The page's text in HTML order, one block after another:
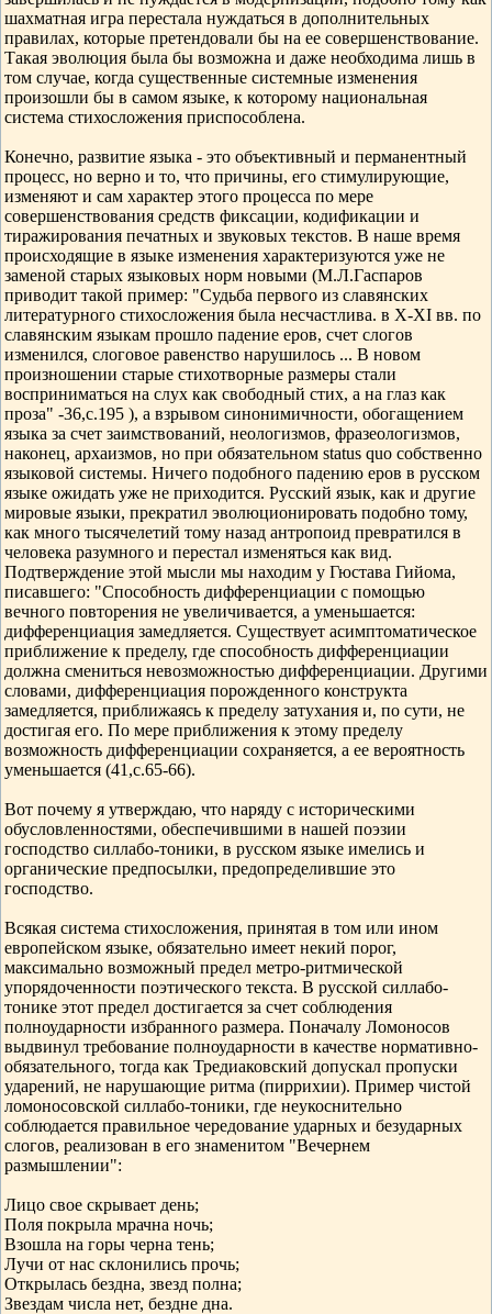
шахматная игра перестала нуждаться в дополнительных
правилах, которые претендовали бы на ее совершенствование.
Такая эволюция была бы возможна и даже необходима лишь в
том случае, когда существенные системные изменения
произошли бы в самом языке, к которому национальная
система стихосложения приспособлена.
Конечно, развитие языка - это объективный и перманентный
процесс, но верно и то, что причины, его стимулирующие,
изменяют и сам характер этого процесса по мере
совершенствования средств фиксации, кодификации и
тиражирования печатных и звуковых текстов. В наше время
происходящие в языке изменения характеризуются уже не
заменой старых языковых норм новыми (М.Л.Гаспаров
приводит такой пример: "Судьба первого из славянских
литературного стихосложения была несчастлива. в Х-ХI вв. по
славянским языкам прошло падение еров, счет слогов
изменился, слоговое равенство нарушилось ... В новом
произношении старые стихотворные размеры стали
восприниматься на слух как свободный стих, а на глаз как
проза" -36,с.195 ), а взрывом синонимичности, обогащением
языка за счет заимствований, неологизмов, фразеологизмов,
наконец, архаизмов, но при обязательном status quo собственно
языковой системы. Ничего подобного падению еров в русском
языке ожидать уже не приходится. Русский язык, как и другие
мировые языки, прекратил эволюционировать подобно тому,
как много тысячелетий тому назад антропоид превратился в
человека разумного и перестал изменяться как вид.
Подтверждение этой мысли мы находим у Гюстава Гийома,
писавшего: "Способность дифференциации с помощью
вечного повторения не увеличивается, а уменьшается:
дифференциация замедляется. Существует асимптоматическое
приближение к пределу, где способность дифференциации
должна смениться невозможностью дифференциации. Другими
словами, дифференциация порожденного конструкта
замедляется, приближаясь к пределу затухания и, по сути, не
достигая его. По мере приближения к этому пределу
возможность дифференциации сохраняется, а ее вероятность
уменьшается (41,с.65-66).
Вот почему я утверждаю, что наряду с историческими
обусловленностями, обеспечившими в нашей поэзии
господство силлабо-тоники, в русском языке имелись и
органические предпосылки, предопределившие это
господство.
Всякая система стихосложения, принятая в том или ином
европейском языке, обязательно имеет некий порог,
максимально возможный предел метро-ритмической
упорядоченности поэтического текста. В русской силлабо-
тонике этот предел достигается за счет соблюдения
полноударности избранного размера. Поначалу Ломоносов
выдвинул требование полноударности в качестве нормативно-
обязательного, тогда как Тредиаковский допускал пропуски
ударений, не нарушающие ритма (пиррихии). Пример чистой
ломоносовской силлабо-тоники, где неукоснительно
соблюдается правильное чередование ударных и безударных
слогов, реализован в его знаменитом "Вечернем
размышлении":
Лицо свое скрывает день;
Поля покрыла мрачна ночь;
Взошла на горы черна тень;
Лучи от нас склонились прочь;
Открылась бездна, звезд полна;
Звездам числа нет, бездне дна.